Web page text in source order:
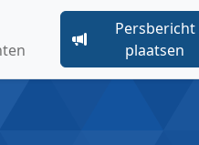
Persbericht
plaatsen